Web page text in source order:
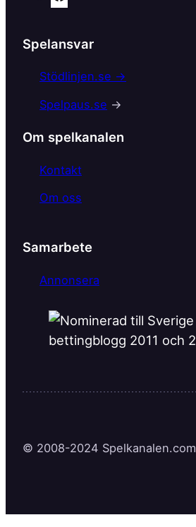
e
b
o
k
Spelansvar
Stödlinjen.se →
Spelpaus.se →
Om spelkanalen
Kontakt
Om oss
Samarbete
Annonsera
© 2008-2024 Spelkanalen.com